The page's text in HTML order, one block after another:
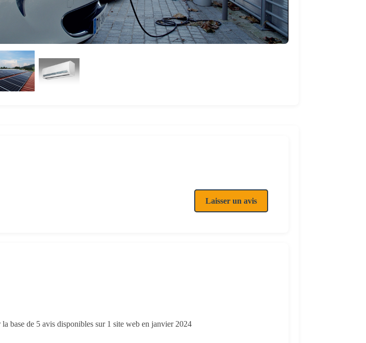
Laisser un avis
base de 5 avis disponibles sur 1 site web en janvier 2024